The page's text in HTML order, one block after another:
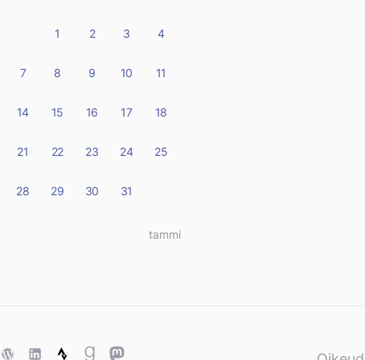
1 2 3 4
7 8 9 10 11
14 15 16 17 18
21 22 23 24 25
28 29 30 31
tammi »
WordPress
WordPress
StravaGoodreads
Mastodon